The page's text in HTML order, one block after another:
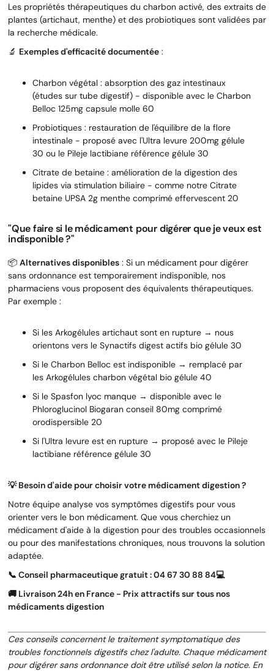
Les propriétés thérapeutiques du charbon activé, des extraits de
plantes (artichaut, menthe) et des probiotiques sont validées par
la recherche médicale.
🔬 Exemples d'efficacité documentée :
Charbon végétal : absorption des gaz intestinaux
(études sur tube digestif) - disponible avec le Charbon
Belloc 125mg capsule molle 60
Probiotiques : restauration de l'équilibre de la flore
intestinale - proposé avec l'Ultra levure 200mg gélule
30 ou le Pileje lactibiane référence gélule 30
Citrate de betaine : amélioration de la digestion des
lipides via stimulation biliaire - comme notre Citrate
betaine UPSA 2g menthe comprimé effervescent 20
"Que faire si le médicament pour digérer que je veux est
indisponible ?"
📦 Alternatives disponibles : Si un médicament pour digérer
sans ordonnance est temporairement indisponible, nos
pharmaciens vous proposent des équivalents thérapeutiques.
Par exemple :
Si les Arkogélules artichaut sont en rupture → nous
orientons vers le Synactifs digest actifs bio gélule 30
Si le Charbon Belloc est indisponible → remplacé par
les Arkogélules charbon végétal bio gélule 40
Si le Spasfon lyoc manque → disponible avec le
Phloroglucinol Biogaran conseil 80mg comprimé
orodispersible 20
Si l'Ultra levure est en rupture → proposé avec le Pileje
lactibiane référence gélule 30
💡 Besoin d'aide pour choisir votre médicament digestion ?
Notre équipe analyse vos symptômes digestifs pour vous
orienter vers le bon médicament. Que vous cherchiez un
médicament d'aide à la digestion pour des troubles occasionnels
ou pour des manifestations chroniques, nous trouvons la solution
adaptée.
📞 Conseil pharmaceutique gratuit : 04 67 30 88 84💻
🚚 Livraison 24h en France - Prix attractifs sur tous nos
médicaments digestion
Ces conseils concernent le traitement symptomatique des
troubles fonctionnels digestifs chez l'adulte. Chaque médicament
pour digérer sans ordonnance doit être utilisé selon la notice. En